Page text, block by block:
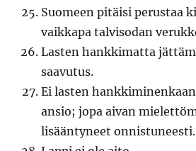
Suomeen pitäisi perustaa
vaikkapa talvisodan
Lasten hankkimatta
saavutus.
Ei lasten
ansio; jopa aivan
lisääntyneet onnistuneesti.